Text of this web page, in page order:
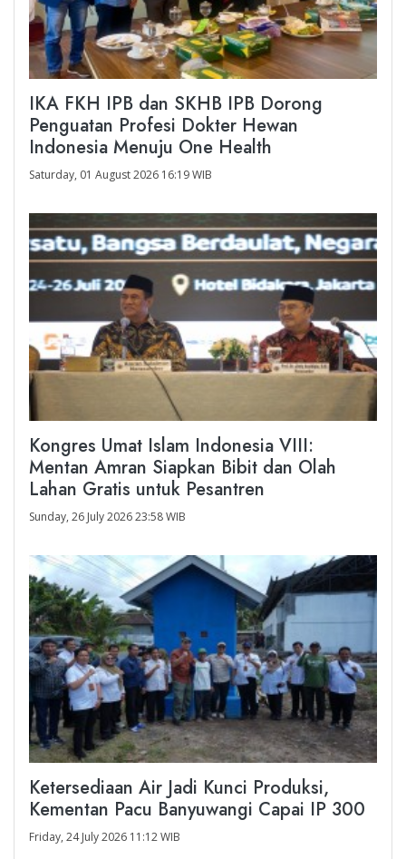
IKA FKH IPB dan SKHB IPB Dorong
Penguatan Profesi Dokter Hewan
Indonesia Menuju One Health
Saturday, 01 August 2026 16:19 WIB
Kongres Umat Islam Indonesia VIII:
Mentan Amran Siapkan Bibit dan Olah
Lahan Gratis untuk Pesantren
Sunday, 26 July 2026 23:58 WIB
Ketersediaan Air Jadi Kunci Produksi,
Kementan Pacu Banyuwangi Capai IP 300
Friday, 24 July 2026 11:12 WIB